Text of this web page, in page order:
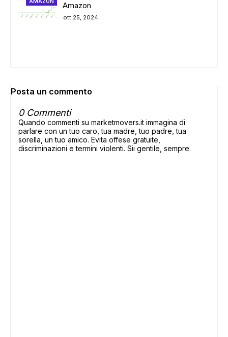
Amazon
ott 25, 2024
Posta un commento
0 Commenti
Quando commenti su marketmovers.it immagina di
parlare con un tuo caro, tua madre, tuo padre, tua
sorella, un tuo amico. Evita offese gratuite,
discriminazioni e termini violenti. Sii gentile, sempre.